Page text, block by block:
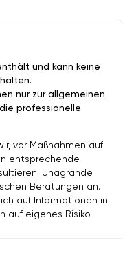
und kann keine
nur zur allgemeinen
professionelle
vor Maßnahmen auf
entsprechende
Unagrande
Beratungen an.
auf Informationen in
auf eigenes Risiko.